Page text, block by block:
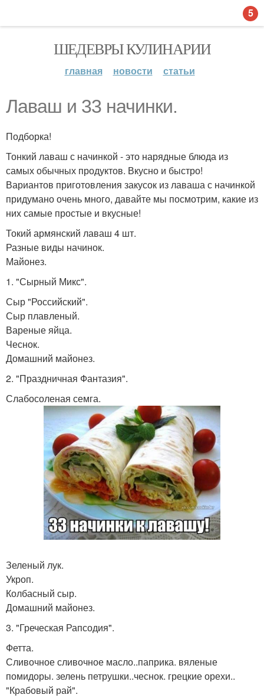
ШЕДЕВРЫ КУЛИНАРИИ
главная новости статьи
Лаваш и 33 начинки.
Подборка!
Тонкий лаваш с начинкой - это нарядные блюда из
самых обычных продуктов. Вкусно и быстро!
Вариантов приготовления закусок из лаваша с начинкой
придумано очень много, давайте мы посмотрим, какие из
них самые простые и вкусные!
Токий армянский лаваш 4 шт.
Разные виды начинок.
Майонез.
1. "Сырный Микс".
Сыр "Российский".
Сыр плавленый.
Вареные яйца.
Чеснок.
Домашний майонез.
2. "Праздничная Фантазия".
Слабосоленая семга.
Зеленый лук.
Укроп.
Колбасный сыр.
Домашний майонез.
3. "Греческая Рапсодия".
Фетта.
Сливочное сливочное масло..паприка. вяленые
помидоры. зелень петрушки..чеснок. грецкие орехи..
"Крабовый рай".
5